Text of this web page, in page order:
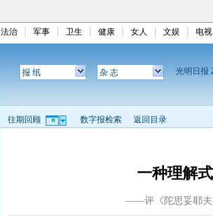
法治 军事 卫生 健康 女人 文娱 电视
报 纸 杂 志 光明日报
往期回顾 数字报检索 返回目录
一种理解
——评《陀思妥耶夫